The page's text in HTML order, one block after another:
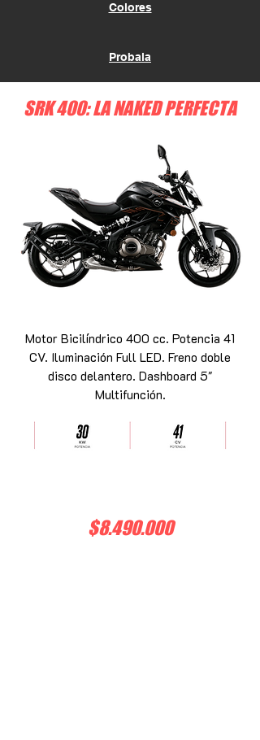
Colores
Probala
SRK 400: LA NAKED PERFECTA
Motor Bicilíndrico 400 cc. Potencia 41
CV. Iluminación Full LED. Freno doble
disco delantero. Dashboard 5"
Multifunción.
$8.490.000